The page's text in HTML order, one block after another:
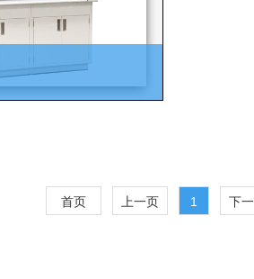
首页 上一页 1 下